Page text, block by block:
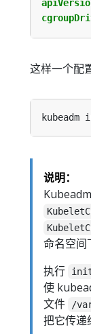
这样一个配
说明：
命名空间
执行
使
文件
/
把它传递